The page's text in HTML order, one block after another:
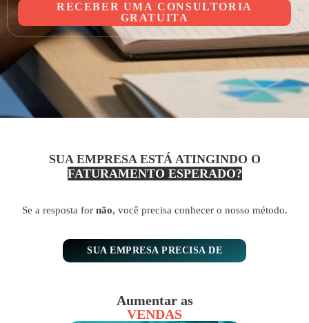
RECEBER UMA CONSULTORIA
GRATUITA
SUA EMPRESA ESTÁ ATINGINDO O
FATURAMENTO ESPERADO?
Se a resposta for não, você precisa conhecer o nosso método.
SUA EMPRESA PRECISA DE
Aumentar as
VENDAS